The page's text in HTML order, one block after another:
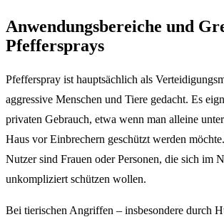
Anwendungsbereiche und
Pfeffersprays
Pfefferspray ist hauptsächlich als
aggressive Menschen und Tiere gedacht. Es
privaten Gebrauch, etwa wenn man alleine
Haus vor Einbrechern geschützt werden
Nutzer sind Frauen oder Personen, die sich im
unkompliziert schützen wollen.
Bei tierischen Angriffen – insbesondere durch